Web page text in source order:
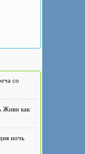
со
Живи как
ночь